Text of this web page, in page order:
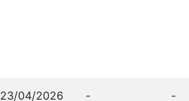
23/04/2026 - -